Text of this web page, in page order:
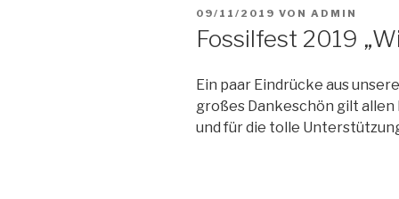
VERÖFFENTLICHT
09/11/2019 VON ADMIN
Fossilfest 2019
Ein paar Eindrücke aus
großes Dankeschön gilt
und für die tolle